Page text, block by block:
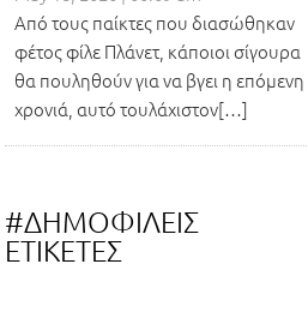
Από τους παίκτες που διασώθηκαν
φέτος φίλε Πλάνετ, κάποιοι σίγουρα
θα πουληθούν για να βγει η επόμενη
χρονιά, αυτό τουλάχιστον[…]
#ΔΗΜΟΦΙΛΕΙΣ
ΕΤΙΚΕΤΕΣ